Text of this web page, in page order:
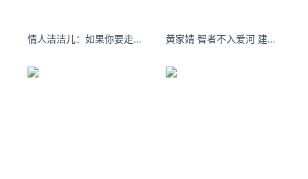
情人洁洁儿：如果你要走，请勿回头，不然我会以为你舍不得我。 黄家婧 智者不入爱河 建设美丽中国